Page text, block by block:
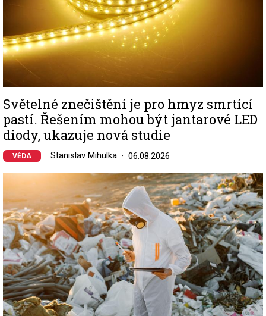
Světelné znečištění je pro hmyz smrtící
pastí. Řešením mohou být jantarové LED
diody, ukazuje nová studie
VĚDA Stanislav Mihulka 06.08.2026
Image